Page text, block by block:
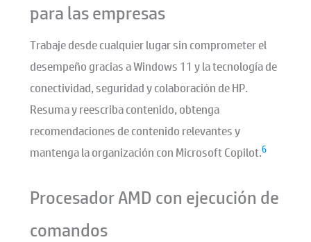
para las empresas
Trabaje desde cualquier lugar sin comprometer el
desempeño gracias a Windows 11 y la tecnología de
conectividad, seguridad y colaboración de HP.
Resuma y reescriba contenido, obtenga
recomendaciones de contenido relevantes y
mantenga la organización con Microsoft Copilot.6
Procesador AMD con ejecución de
comandos